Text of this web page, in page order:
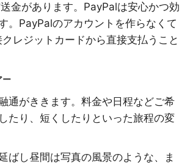
金があります。PayPalは安心かつ効
。PayPalのアカウントを作らなくて
レジットカードから直接支払うこと
ー
通がききます。料金や日程などご希
たり、短くしたりといった旅程の変
ばし昼間は写真の風景のような、ま